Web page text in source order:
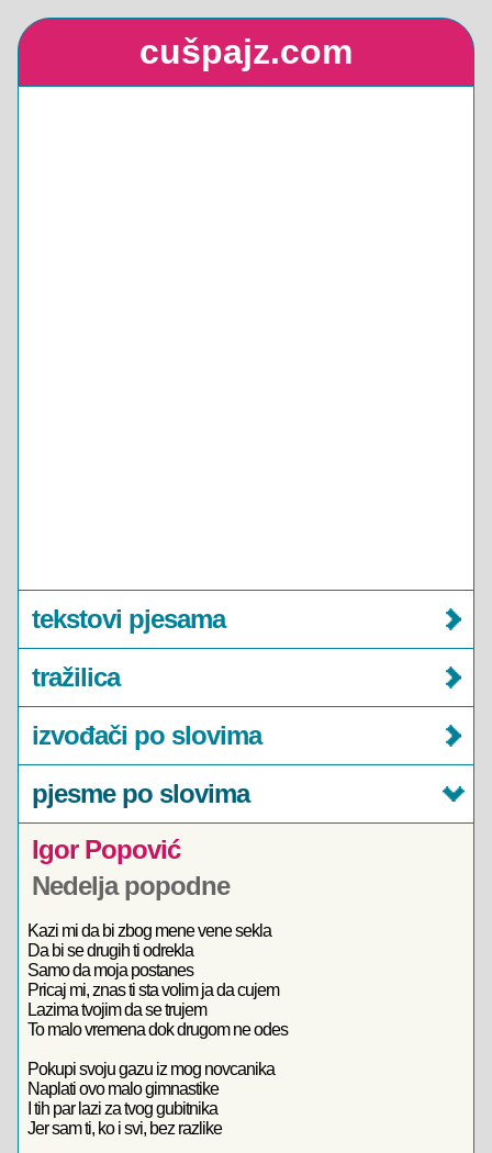
cušpajz.com
tekstovi pjesama
tražilica
izvođači po slovima
pjesme po slovima
Igor Popović
Nedelja popodne
Kazi mi da bi zbog mene vene sekla
Da bi se drugih ti odrekla
Samo da moja postanes
Pricaj mi, znas ti sta volim ja da cujem
Lazima tvojim da se trujem
To malo vremena dok drugom ne odes
Pokupi svoju gazu iz mog novcanika
Naplati ovo malo gimnastike
I tih par lazi za tvog gubitnika
Jer sam ti, ko i svi, bez razlike